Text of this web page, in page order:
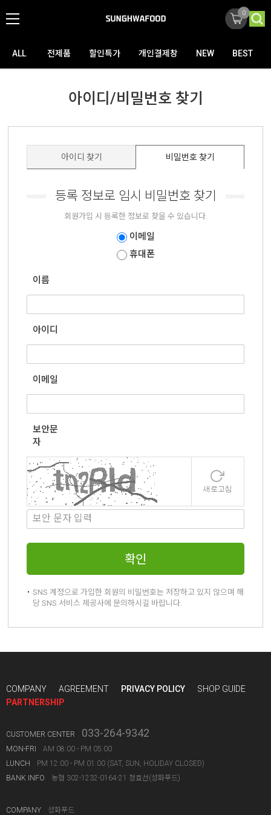
0
ALL 전제품 할인특가 개인결제창 NEW BEST
아이디/비밀번호 찾기
아이디 찾기 비밀번호 찾기
등록 정보로 임시 비밀번호 찾기
회원가입 시 등록한 정보로 찾을 수 있습니다.
이메일
휴대폰
이름
아이디
이메일
보안문
자
확인
SNS 계정으로 가입한 회원의 비밀번호는 저장하고 있지 않으며 해
당 SNS 서비스 제공사에 문의하시길 바랍니다.
COMPANY AGREEMENT PRIVACY POLICY
SHOP GUIDE
PARTNERSHIP
CUSTOMER CENTER 033-264-9342
MON-FRI
AM 08:00 - PM 05:00
LUNCH
PM 12:00 - PM 01:00 (SAT, SUN, HOLIDAY CLOSED)
BANK INFO
농협 302-1232-0164-21 정효선(성화푸드)
COMPANY 성화푸드